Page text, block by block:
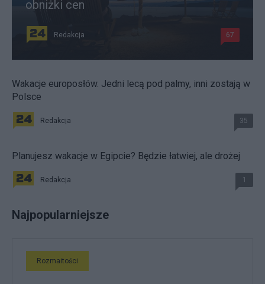
obniżki cen
Redakcja 67
Wakacje europosłów. Jedni lecą pod palmy, inni zostają w
Polsce
Redakcja 35
Planujesz wakacje w Egipcie? Będzie łatwiej, ale drożej
Redakcja 1
Najpopularniejsze
Rozmaitości